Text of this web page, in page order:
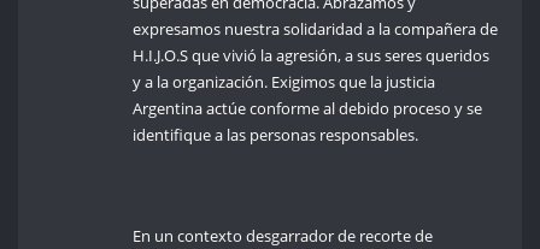
expresamos nuestra solidaridad a la compañera de
H.I.J.O.S que vivió la agresión, a sus seres queridos
y a la organización. Exigimos que la justicia
Argentina actúe conforme al debido proceso y se
identifique a las personas responsables.
En un contexto desgarrador de recorte de